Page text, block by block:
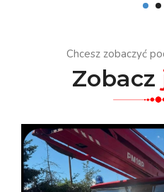
Chcesz zobaczyć
Zobacz